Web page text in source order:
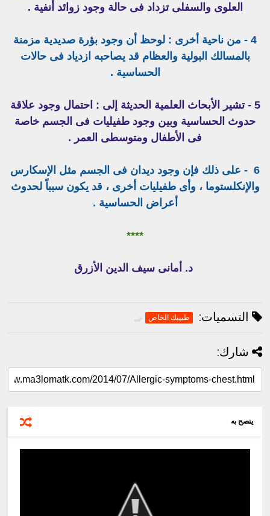
العلوى والسفلى تزداد فى حالة وجود زوائد أنفية .
4 - من ناحية أخرى : لوحظ أن وجود بؤرة صديدية مزمنة
بالمسالك البولية والعظام قد يصاحبه ازدياد فى حالات
الحساسية .
5 - تشير الأبحاث العلمية الحديثة إلى : احتمال وجود علاقة
حدوث الحساسية وبين وجود طفيليات فى الجسم خاصة
فى الأطفال ومتوسطى العمر .
6 - على ذلك فإن وجود ديدان فى الجسم مثل الإسكارس
والإنكلستوما ، وأى طفيليات أخرى ، قد يكون سبباً لحدوث
أعراض الحساسية .
****
د. أمانى سيف الدين الأزرق
التسميات: طبيبك الخاص
شارك:
ينصح به